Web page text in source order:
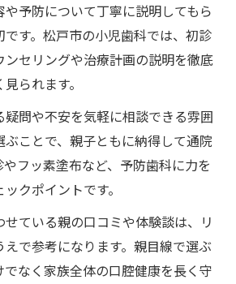
予防について丁寧に説明してもら
す。松戸市の小児歯科では、初診
セリングや治療計画の説明を徹底
られます。
疑問や不安を気軽に相談できる雰囲
ことで、親子ともに納得して通院
フッ素塗布など、予防歯科に力を
クポイントです。
ている親の口コミや体験談は、リ
で参考になります。親目線で選ぶ
でなく家族全体の口腔健康を長く守